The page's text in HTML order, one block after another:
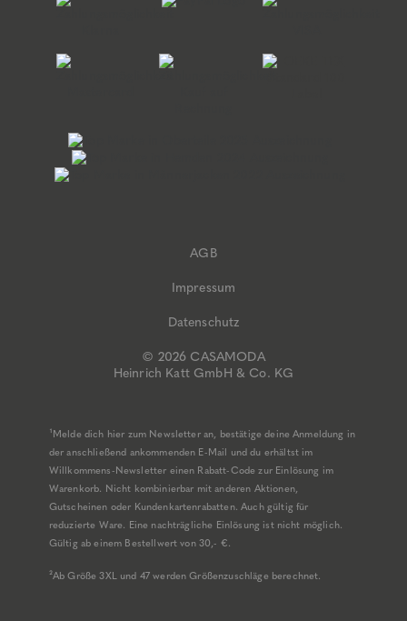
© 2026 CASAMODA
Heinrich Katt GmbH & Co. KG
AGB
Impressum
Datenschutz
¹Melde dich hier zum Newsletter an, bestätige deine Anmeldung in
der anschließend ankommenden E-Mail und du erhältst im
Willkommens-Newsletter einen Rabatt-Code zur Einlösung im
Warenkorb. Nicht kombinierbar mit anderen Aktionen,
Gutscheinen oder Kundenkartenrabatten. Auch gültig für
reduzierte Ware. Eine nachträgliche Einlösung ist nicht möglich.
Gültig ab einem Bestellwert von 30,- €.
²Ab Größe 3XL und 47 werden Größenzuschläge berechnet.